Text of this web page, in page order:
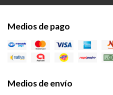
Medios de pago
Medios de envío